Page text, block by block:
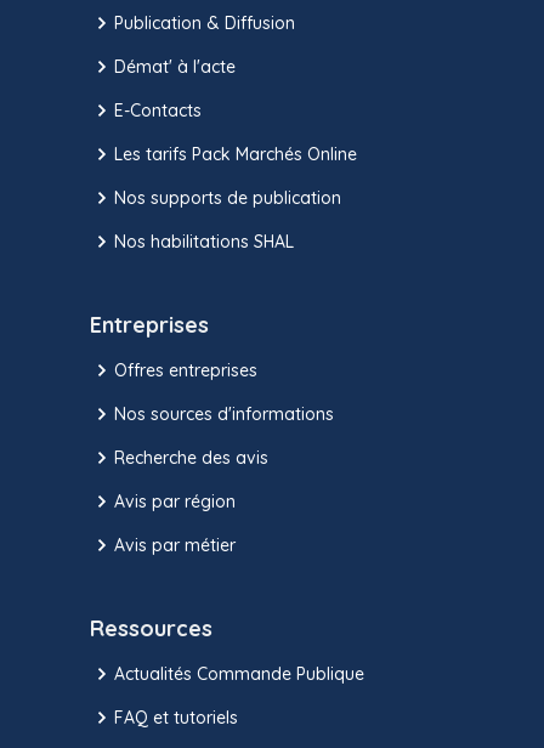
Publication & Diffusion
Démat' à l'acte
E-Contacts
Les tarifs Pack Marchés Online
Nos supports de publication
Nos habilitations SHAL
Entreprises
Offres entreprises
Nos sources d'informations
Recherche des avis
Avis par région
Avis par métier
Ressources
Actualités Commande Publique
FAQ et tutoriels